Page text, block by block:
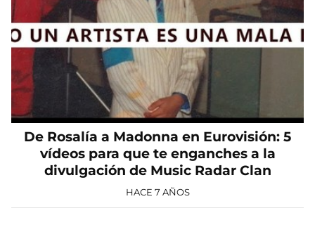
De Rosalía a Madonna en Eurovisión: 5
vídeos para que te enganches a la
divulgación de Music Radar Clan
HACE 7 AÑOS